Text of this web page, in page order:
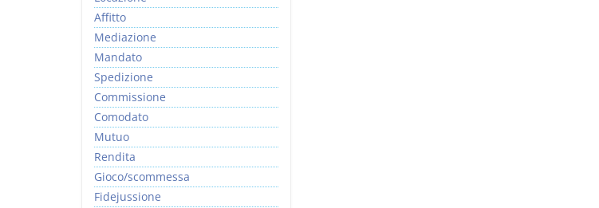
Affitto
Mediazione
Mandato
Spedizione
Commissione
Comodato
Mutuo
Rendita
Gioco/scommessa
Fidejussione